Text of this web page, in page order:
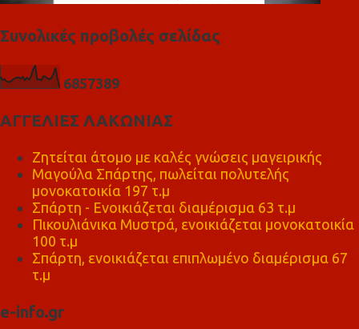
Συνολικές προβολές σελίδας
6857389
ΑΓΓΕΛΙΕΣ ΛΑΚΩΝΙΑΣ
Ζητείται άτομο με καλές γνώσεις μαγειρικής
Μαγούλα Σπάρτης, πωλείται πολυτελής
μονοκατοικία 197 τ.μ
Σπάρτη - Ενοικιάζεται διαμέρισμα 63 τ.μ
Πικουλιάνικα Μυστρά, ενοικιάζεται μονοκατοικία
100 τ.μ
Σπάρτη, ενοικιάζεται επιπλωμένο διαμέρισμα 67
τ.μ
e-info.gr